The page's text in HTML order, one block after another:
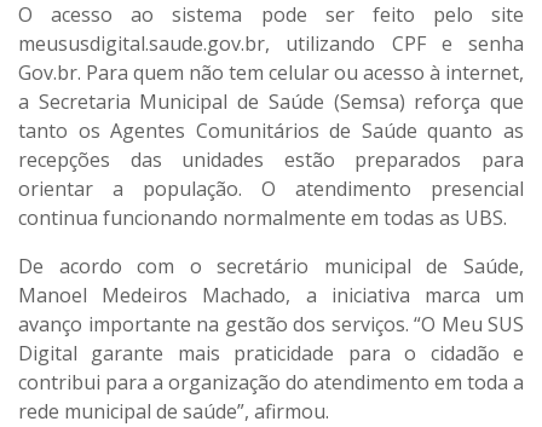
O acesso ao sistema pode ser feito pelo site
meususdigital.saude.gov.br, utilizando CPF e senha
Gov.br. Para quem não tem celular ou acesso à internet,
a Secretaria Municipal de Saúde (Semsa) reforça que
tanto os Agentes Comunitários de Saúde quanto as
recepções das unidades estão preparados para
orientar a população. O atendimento presencial
continua funcionando normalmente em todas as UBS.
De acordo com o secretário municipal de Saúde,
Manoel Medeiros Machado, a iniciativa marca um
avanço importante na gestão dos serviços. “O Meu SUS
Digital garante mais praticidade para o cidadão e
contribui para a organização do atendimento em toda a
rede municipal de saúde”, afirmou.